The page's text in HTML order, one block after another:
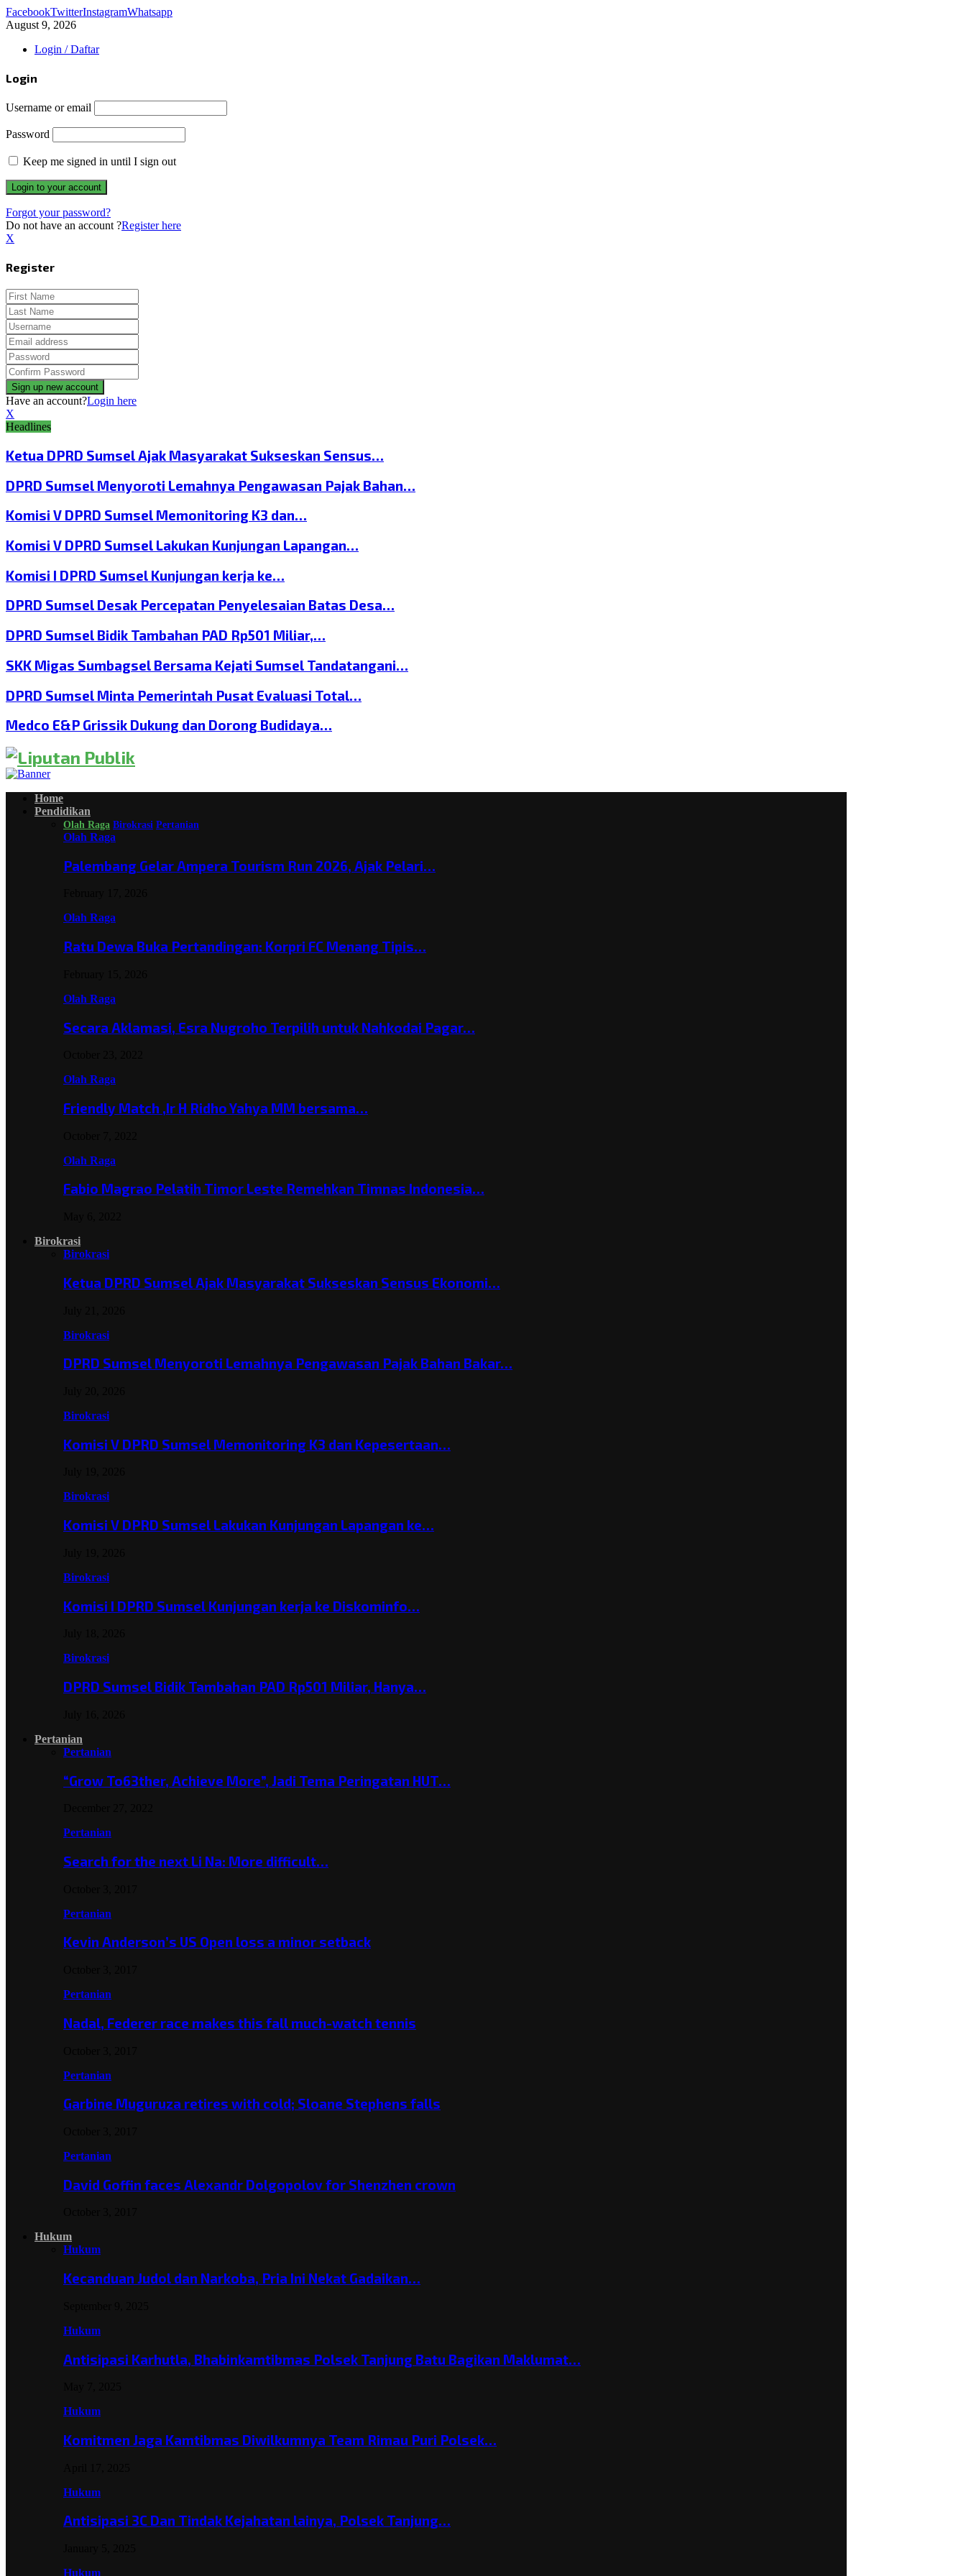
FacebookTwitterInstagramWhatsapp
August 9, 2026
Login / Daftar
Login
Username or email
Password
Keep me signed in until I sign out
Forgot your password?
Do not have an account ?Register here
X
Register
Have an account?Login here
X
Headlines
Ketua DPRD Sumsel Ajak Masyarakat Sukseskan Sensus…
DPRD Sumsel Menyoroti Lemahnya Pengawasan Pajak Bahan…
Komisi V DPRD Sumsel Memonitoring K3 dan…
Komisi V DPRD Sumsel Lakukan Kunjungan Lapangan…
Komisi I DPRD Sumsel Kunjungan kerja ke…
DPRD Sumsel Desak Percepatan Penyelesaian Batas Desa…
DPRD Sumsel Bidik Tambahan PAD Rp501 Miliar,…
SKK Migas Sumbagsel Bersama Kejati Sumsel Tandatangani…
DPRD Sumsel Minta Pemerintah Pusat Evaluasi Total…
Medco E&P Grissik Dukung dan Dorong Budidaya…
Home
Pendidikan
Olah Raga Birokrasi Pertanian
Olah Raga
Palembang Gelar Ampera Tourism Run 2026, Ajak Pelari…
Olah Raga
Ratu Dewa Buka Pertandingan: Korpri FC Menang Tipis…
Olah Raga
Secara Aklamasi, Esra Nugroho Terpilih untuk Nahkodai Pagar…
Olah Raga
Friendly Match ,Ir H Ridho Yahya MM bersama…
Olah Raga
Fabio Magrao Pelatih Timor Leste Remehkan Timnas Indonesia…
Birokrasi
Birokrasi
Ketua DPRD Sumsel Ajak Masyarakat Sukseskan Sensus Ekonomi…
Birokrasi
DPRD Sumsel Menyoroti Lemahnya Pengawasan Pajak Bahan Bakar…
Birokrasi
Komisi V DPRD Sumsel Memonitoring K3 dan Kepesertaan…
Birokrasi
Komisi V DPRD Sumsel Lakukan Kunjungan Lapangan ke…
Birokrasi
Komisi I DPRD Sumsel Kunjungan kerja ke Diskominfo…
Birokrasi
DPRD Sumsel Bidik Tambahan PAD Rp501 Miliar, Hanya…
Pertanian
Pertanian
“Grow To63ther, Achieve More”, Jadi Tema Peringatan HUT…
Pertanian
Search for the next Li Na: More difficult…
Pertanian
Kevin Anderson’s US Open loss a minor setback
Pertanian
Nadal, Federer race makes this fall much-watch tennis
Pertanian
Garbine Muguruza retires with cold; Sloane Stephens falls
Pertanian
David Goffin faces Alexandr Dolgopolov for Shenzhen crown
Hukum
Hukum
Kecanduan Judol dan Narkoba, Pria Ini Nekat Gadaikan…
Hukum
Antisipasi Karhutla, Bhabinkamtibmas Polsek Tanjung Batu Bagikan Maklumat…
Hukum
Komitmen Jaga Kamtibmas Diwilkumnya Team Rimau Puri Polsek…
Hukum
Antisipasi 3C Dan Tindak Kejahatan lainya, Polsek Tanjung…
Hukum